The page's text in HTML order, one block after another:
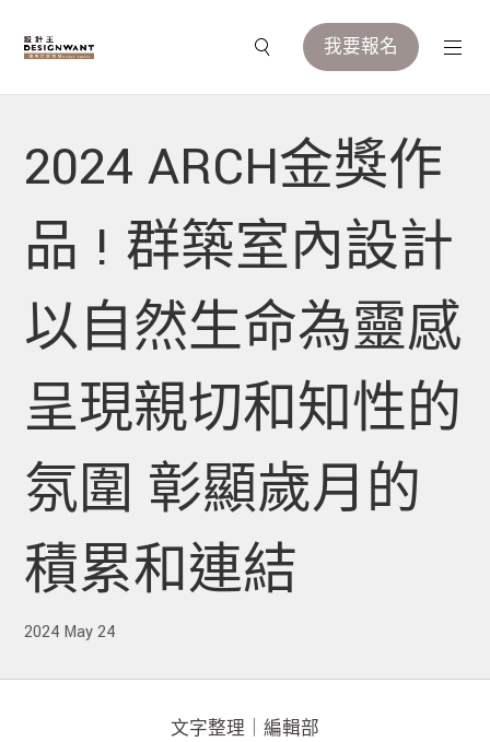
我要報名
2024 ARCH金獎作
品 ! 群築室內設計
以自然生命為靈感
呈現親切和知性的
氛圍 彰顯歲月的
積累和連結
2024 May 24
文字整理｜編輯部